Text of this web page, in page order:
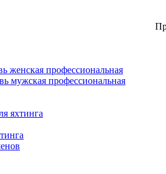
женская профессиональная
мужская профессиональная
яхтинга